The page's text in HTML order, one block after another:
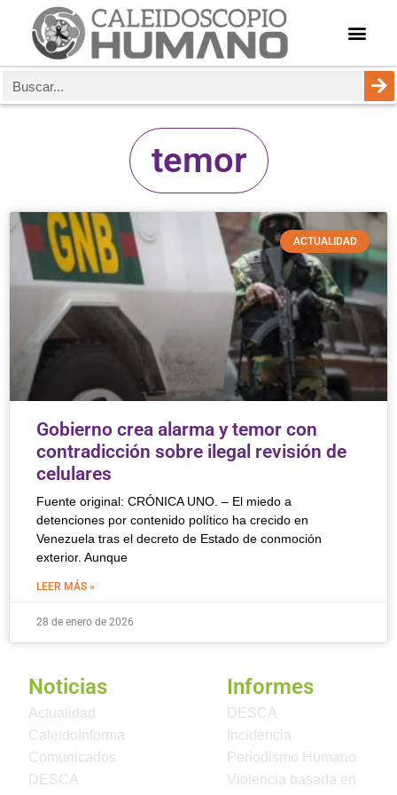
temor
ACTUALIDAD
Gobierno crea alarma y temor con
contradicción sobre ilegal revisión de
celulares
Fuente original: CRÓNICA UNO. – El miedo a
detenciones por contenido político ha crecido en
Venezuela tras el decreto de Estado de conmoción
exterior. Aunque
LEER MÁS »
28 de enero de 2026
Noticias
Actualidad
CaleidoInforma
Comunicados
DESCA
Informes
DESCA
Incidencia
Periodismo Humano
Violencia basada en